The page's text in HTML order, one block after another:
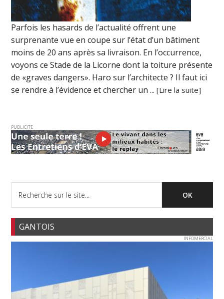
Parfois les hasards de l’actualité offrent une
surprenante vue en coupe sur l’état d’un bâtiment
moins de 20 ans après sa livraison. En l’occurrence,
voyons ce Stade de la Licorne dont la toiture présente
de «graves dangers». Haro sur l’architecte ? Il faut ici
se rendre à l’évidence et chercher un ...[Lire la suite]
PUBLICITE
GANTOIS
INFOMERCIAL